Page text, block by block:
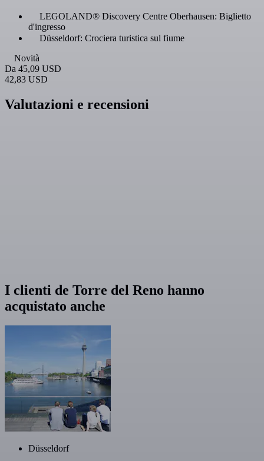
LEGOLAND® Discovery Centre Oberhausen: Biglietto
d'ingresso
Düsseldorf: Crociera turistica sul fiume
Novità
Da 45,09 USD
42,83 USD
Valutazioni e recensioni
I clienti de Torre del Reno hanno
acquistato anche
Düsseldorf